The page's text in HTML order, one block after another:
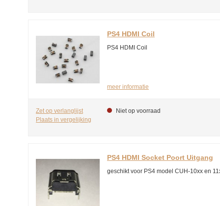
PS4 HDMI Coil
PS4 HDMI Coil
meer informatie
Zet op verlanglijst
Plaats in vergelijking
Niet op voorraad
PS4 HDMI Socket Poort Uitgang
geschikt voor PS4 model CUH-10xx en